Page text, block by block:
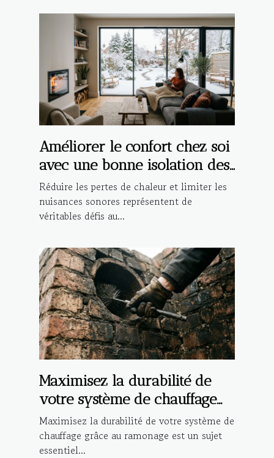
Améliorer le confort chez soi
avec une bonne isolation des
fenêtres
Réduire les pertes de chaleur et limiter les
nuisances sonores représentent de
véritables défis au...
Maximisez la durabilité de
votre système de chauffage
grâce au ramonage
Maximisez la durabilité de votre système de
chauffage grâce au ramonage est un sujet
essentiel...